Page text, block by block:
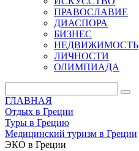
ПРАВОСЛАВИЕ
ДИАСПОРА
БИЗНЕС
НЕДВИЖИМОСТЬ
ЛИЧНОСТИ
ОЛИМПИАДА
ГЛАВНАЯ
Отдых в Греции
Туры в Грецию
Медицинский туризм в Греции
ЭКО в Греции